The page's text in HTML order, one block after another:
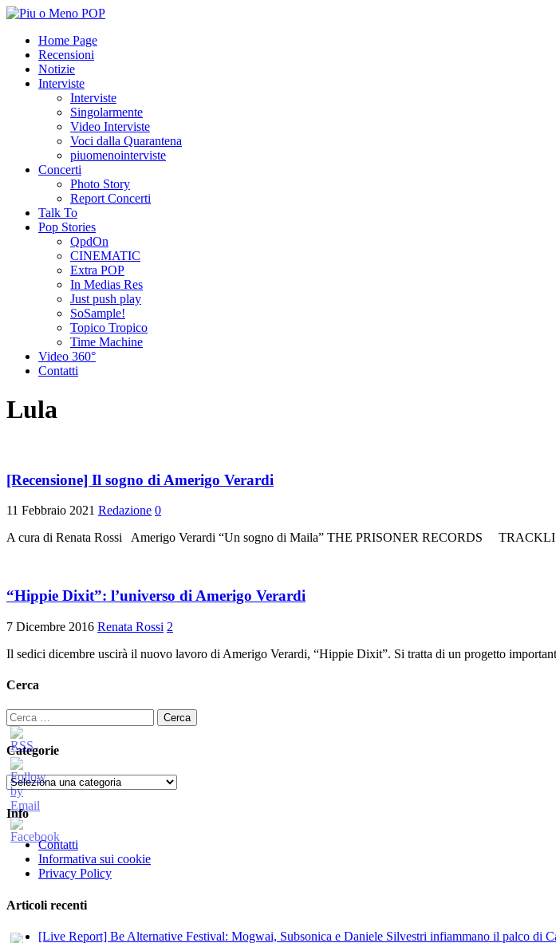
Home Page
Recensioni
Notizie
Interviste
Interviste
Singolarmente
Video Interviste
Voci dalla Quarantena
piuomenointerviste
Concerti
Photo Story
Report Concerti
Talk To
Pop Stories
QpdOn
CINEMATIC
Extra POP
In Medias Res
Just push play
SoSample!
Topico Tropico
Time Machine
Video 360°
Contatti
Lula
[Recensione] Il sogno di Amerigo Verardi
11 Febbraio 2021 Redazione 0
A cura di Renata Rossi Amerigo Verardi “Un sogno di Maila” THE PRISONER RECORDS
“Hippie Dixit”: l’universo di Amerigo Verardi
7 Dicembre 2016 Renata Rossi 2
Il sedici dicembre uscirà il nuovo lavoro di Amerigo Verardi, “Hippie Dixit”. Si tratta di un progetto
Cerca
Ricerca
per:
Categorie
Categorie
Info
Contatti
Informativa sui cookie
Privacy Policy
Articoli recenti
[Live Report] Be Alternative Festival: Mogwai, Subsonica e Daniele Silvestri infiammano il palco di